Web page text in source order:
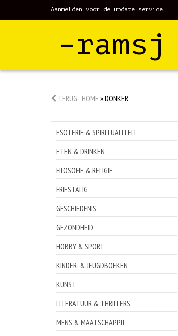
Aanmelden voor de update service
–ramsj
TERUG HOME »DONKER
ESOTERIE & SPIRITUALITEIT
ETEN & DRINKEN
FILOSOFIE & RELIGIE
FRIESTALIG
GESCHIEDENIS
GEZONDHEID
HOBBY & SPORT
KINDER- & JEUGDBOEKEN
KUNST
LITERATUUR & THRILLERS
MENS & MAATSCHAPPIJ